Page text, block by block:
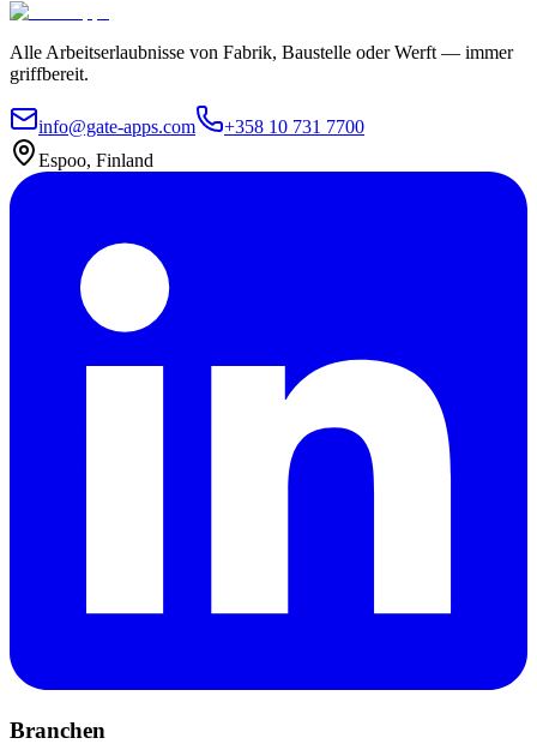
Alle Arbeitserlaubnisse von Fabrik, Baustelle oder Werft — immer
griffbereit.
info@gate-apps.com
+358 10 731 7700
Espoo, Finland
Branchen